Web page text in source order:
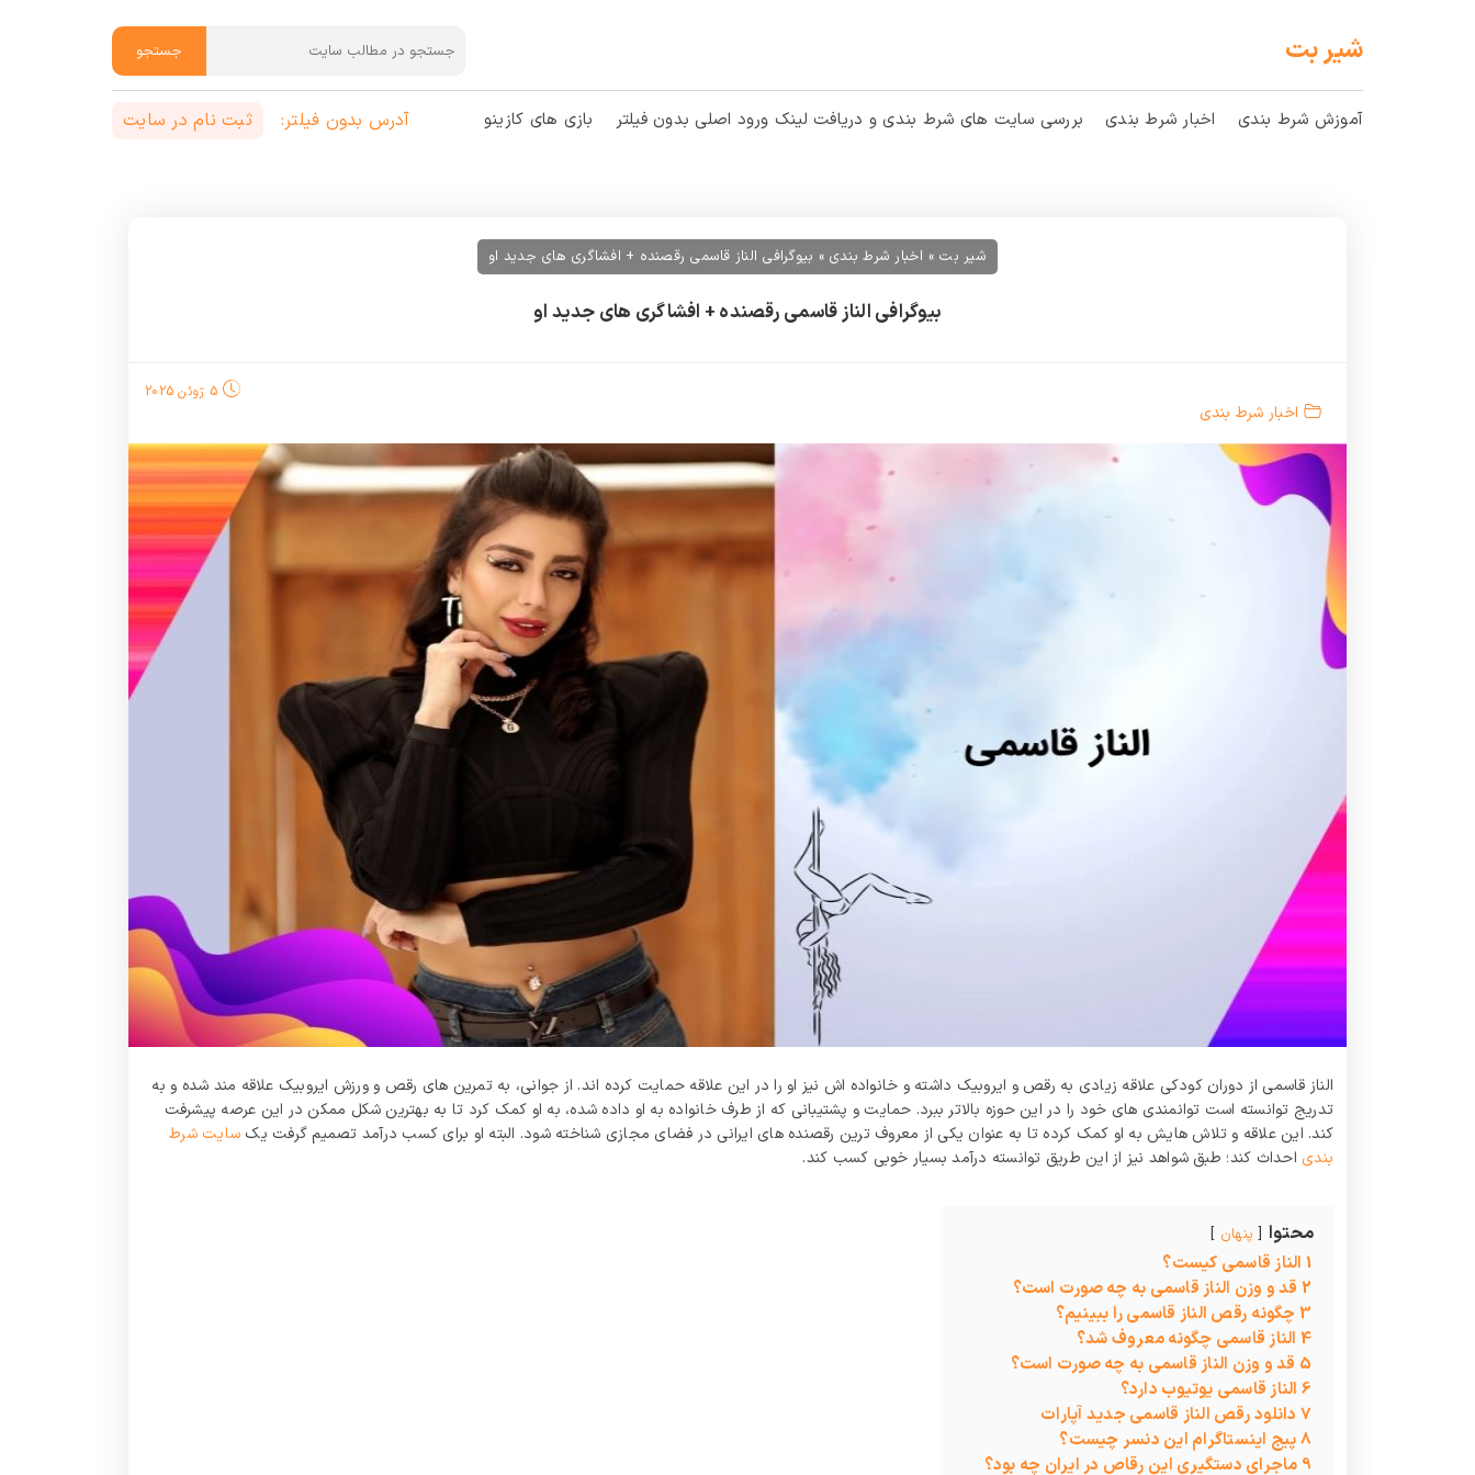
شیر بت جستجو
آموزش شرط بندی اخبار شرط بندی بررسی سایت های شرط بندی و دریافت لینک ورود اصلی بدون فیلتر بازی های کازینو آدرس بدون فیلتر: ثبت نام در سایت
شیر بت » اخبار شرط بندی » بیوگرافی الناز قاسمی رقصنده + افشاگری های جدید او
بیوگرافی الناز قاسمی رقصنده + افشاگری های جدید او
5 ژوئن 2025
اخبار شرط بندی
الناز قاسمی از دوران کودکی علاقه زیادی به رقص و ایروبیک داشته و خانواده‌ اش نیز او را در این علاقه حمایت کرده‌ اند. از جوانی، به تمرین‌ های رقص و ورزش ایروبیک علاقه‌ مند شده و به
تدریج توانسته است توانمندی‌ های خود را در این حوزه بالاتر ببرد. حمایت و پشتیبانی که از طرف خانواده به او داده شده، به او کمک کرد تا به بهترین شکل ممکن در این عرصه پیشرفت
کند. این علاقه و تلاش‌ هایش به او کمک کرده تا به عنوان یکی از معروف‌ ترین رقصنده‌ های ایرانی در فضای مجازی شناخته شود. البته او برای کسب درآمد تصمیم گرفت یک سایت شرط
بندی احداث کند؛ طبق شواهد نیز از این طریق توانسته درآمد بسیار خوبی کسب کند.
محتوا پنهان
1 الناز قاسمی کیست؟
2 قد و وزن الناز قاسمی به چه صورت است؟
3 چگونه رقص الناز قاسمی را ببینیم؟
4 الناز قاسمی چگونه معروف شد؟
5 قد و وزن الناز قاسمی به چه صورت است؟
6 الناز قاسمی یوتیوب دارد؟
7 دانلود رقص الناز قاسمی جدید آپارات
8پیج اینستاگرام این دنسر چیست؟
9 ماجرای دستگیری این رقاص در ایران چه بود؟